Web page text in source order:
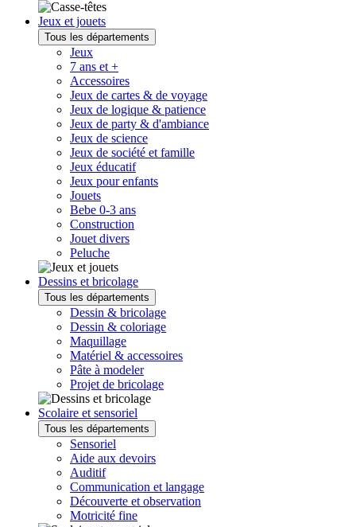
Jeux et jouets
Tous les départements
Jeux
7 ans et +
Accessoires
Jeux de cartes & de voyage
Jeux de logique & patience
Jeux de party & d'ambiance
Jeux de science
Jeux de société et famille
Jeux éducatif
Jeux pour enfants
Jouets
Bebe 0-3 ans
Construction
Jouet divers
Peluche
Dessins et bricolage
Tous les départements
Dessin & bricolage
Dessin & coloriage
Maquillage
Matériel & accessoires
Pâte à modeler
Projet de bricolage
Scolaire et sensoriel
Tous les départements
Sensoriel
Aide aux devoirs
Auditif
Communication et langage
Découverte et observation
Motricité fine